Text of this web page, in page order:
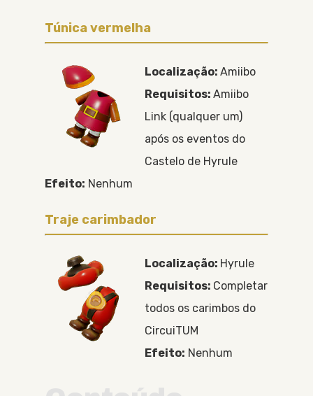
Túnica vermelha
Localização:Amiibo
Requisitos:Amiibo
Link (qualquer um)
após os eventos do
Castelo de Hyrule
Efeito: Nenhum
Traje carimbador
Localização: Hyrule
Requisitos: Completar
todos os carimbos do
CircuiTUM
Efeito: Nenhum